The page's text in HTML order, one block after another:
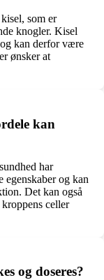
som er
knogler. Kisel
kan derfor være
ønsker at
kan
har
egenskaber og kan
Det kan også
celler
og doseres?